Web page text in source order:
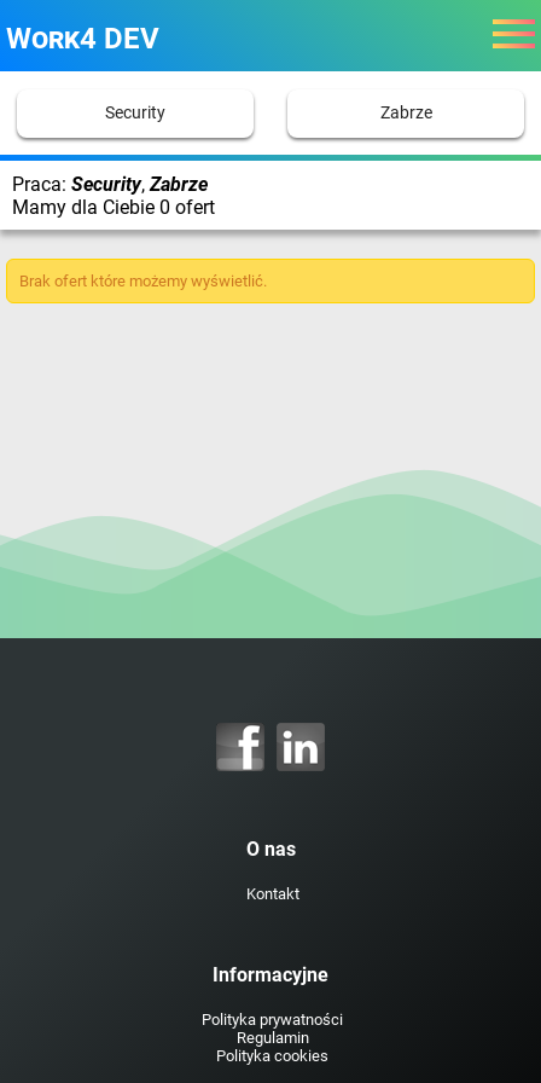
Work4 DEV
Security Zabrze
Praca: Security, Zabrze
Mamy dla Ciebie 0 ofert
Brak ofert które możemy wyświetlić.
O nas
Kontakt
Informacyjne
Polityka prywatności
Regulamin
Polityka cookies